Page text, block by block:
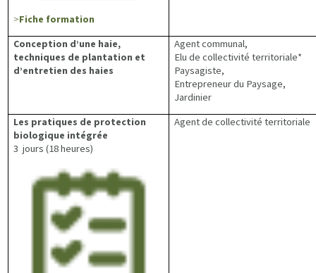
>Fiche formation
Conception d’une haie,
techniques de plantation et
d’entretien des haies
Agent communal,
Elu de collectivité territoriale*
Paysagiste,
Entrepreneur du Paysage,
Jardinier
Les pratiques de protection
biologique intégrée
3 jours (18 heures)
Agent de collectivité territoriale